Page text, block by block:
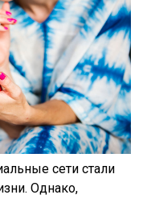
сети стали
Однако,